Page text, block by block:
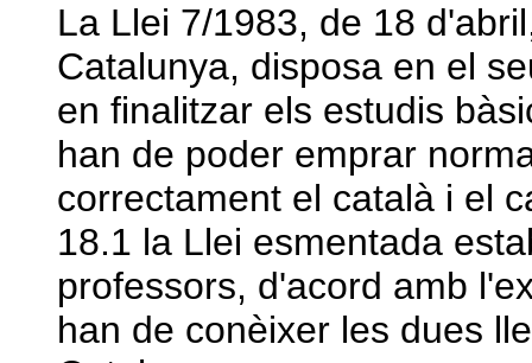
La Llei 7/1983, de 18
Catalunya, disposa en el
en finalitzar els estudis
han de poder emprar
correctament el català i el
18.1 la Llei esmentada
professors, d'acord amb
han de conèixer les dues